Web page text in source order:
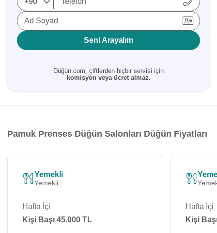
Ad Soyad
Seni Arayalım
Düğün.com, çiftlerden hiçbir servisi için
komisyon veya ücret almaz.
Pamuk Prenses Düğün Salonları Düğün Fiyatları
Yemekli
Yemekli
Hafta İçi
Kişi Başı 45.000 TL
Hafta İçi
Kişi